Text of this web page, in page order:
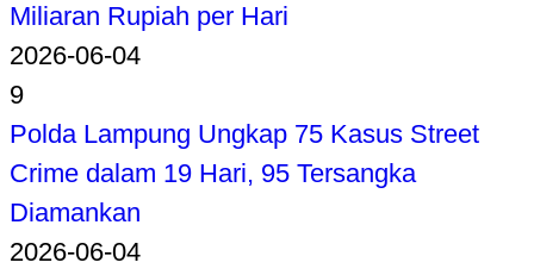
Miliaran Rupiah per Hari
2026-06-04
9
Polda Lampung Ungkap 75 Kasus Street
Crime dalam 19 Hari, 95 Tersangka
Diamankan
2026-06-04